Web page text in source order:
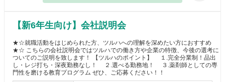
【新6年生向け】会社説明会
★☆就職活動をはじめられた方、ツルハへの理解を深めたい方におすすめ
★☆ こちらの会社説明会ではツルハでの働き方や企業の特徴、今後の選考に
ついてのご説明を致します！ 【ツルハのポイント】 １.完全分業制！品出
し・レジ打ち・深夜勤務なし！ ２.選べる勤務地！ ３.薬剤師としての専
門性を磨ける教育プログラム ぜひ、ご応募ください！！